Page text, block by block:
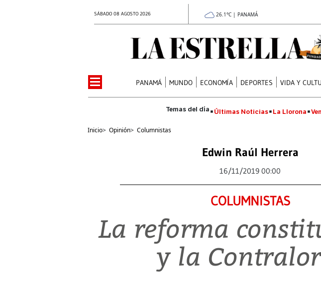
SÁBADO 08 AGOSTO 2026 26.1°C | PANAMÁ
PANAMÁ MUNDO ECONOMÍA DEPORTES VIDA Y
Últimas Noticias La Llorona
Inicio> Opinión> Columnistas
Edwin Raúl Herrera
16/11/2019 00:00
COLUMNISTAS
La reforma
y la